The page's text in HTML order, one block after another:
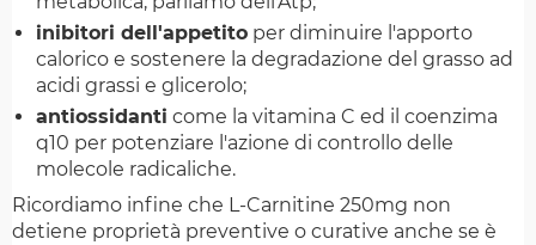
inibitori dell'appetito per diminuire l'apporto
calorico e sostenere la degradazione del grasso ad
acidi grassi e glicerolo;
antiossidanti come la vitamina C ed il coenzima
q10 per potenziare l'azione di controllo delle
molecole radicaliche.
Ricordiamo infine che L-Carnitine 250mg non
detiene proprietà preventive o curative anche se è